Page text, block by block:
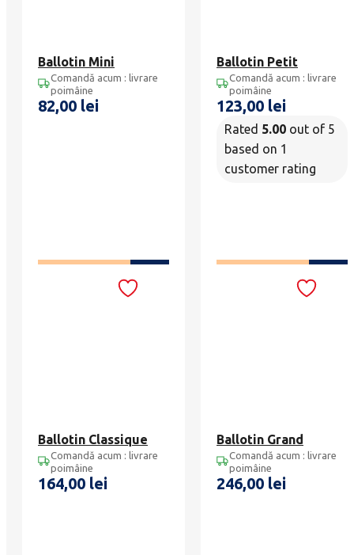
Ballotin Mini
Comandă acum : livrare
poimâine
82,00 lei
ADAUGĂ ÎN COȘ
Ballotin Petit
Comandă acum : livrare
poimâine
123,00 lei
Rated 5.00 out of 5
based on 1
customer rating
ADAUGĂ ÎN COȘ
Ballotin Classique
Comandă acum : livrare
poimâine
164,00 lei
Ballotin Grand
Comandă acum : livrare
poimâine
246,00 lei